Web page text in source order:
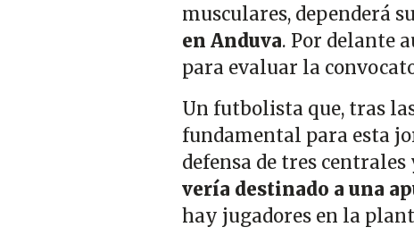
musculares, dependerá
en Anduva. Por delante
para evaluar la
Un futbolista que, tras
fundamental para esta
defensa de tres
vería destinado a una
hay jugadores en la